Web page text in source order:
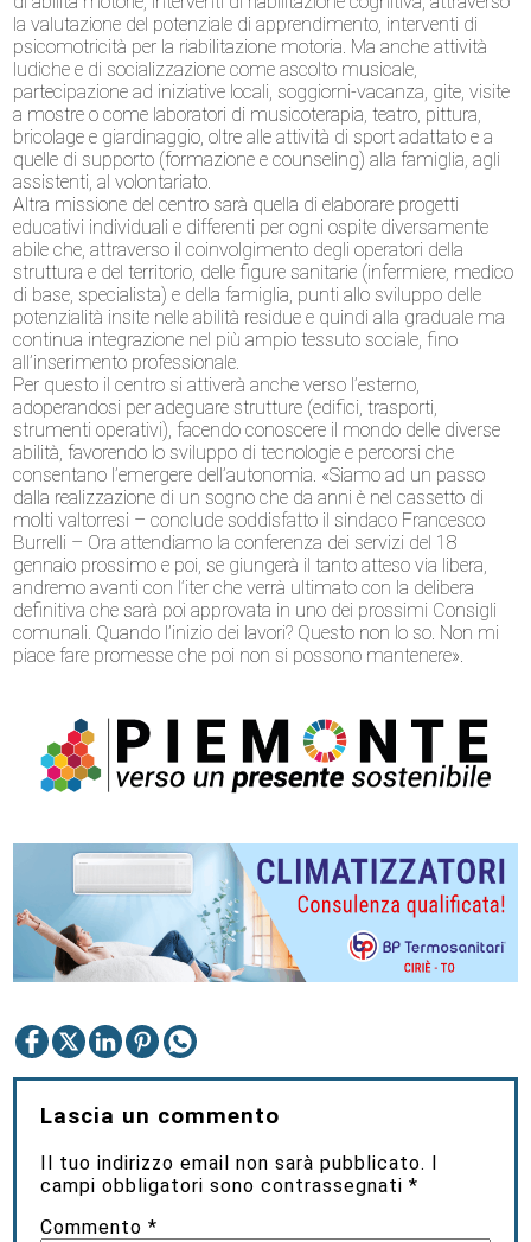
la valutazione del potenziale di apprendimento, interventi di
psicomotricità per la riabilitazione motoria. Ma anche attività
ludiche e di socializzazione come ascolto musicale,
partecipazione ad iniziative locali, soggiorni-vacanza, gite, visite
a mostre o come laboratori di musicoterapia, teatro, pittura,
bricolage e giardinaggio, oltre alle attività di sport adattato e a
quelle di supporto (formazione e counseling) alla famiglia, agli
assistenti, al volontariato.
Altra missione del centro sarà quella di elaborare progetti
educativi individuali e differenti per ogni ospite diversamente
abile che, attraverso il coinvolgimento degli operatori della
struttura e del territorio, delle figure sanitarie (infermiere, medico
di base, specialista) e della famiglia, punti allo sviluppo delle
potenzialità insite nelle abilità residue e quindi alla graduale ma
continua integrazione nel più ampio tessuto sociale, fino
all’inserimento professionale.
Per questo il centro si attiverà anche verso l’esterno,
adoperandosi per adeguare strutture (edifici, trasporti,
strumenti operativi), facendo conoscere il mondo delle diverse
abilità, favorendo lo sviluppo di tecnologie e percorsi che
consentano l’emergere dell’autonomia. «Siamo ad un passo
dalla realizzazione di un sogno che da anni è nel cassetto di
molti valtorresi – conclude soddisfatto il sindaco Francesco
Burrelli – Ora attendiamo la conferenza dei servizi del 18
gennaio prossimo e poi, se giungerà il tanto atteso via libera,
andremo avanti con l’iter che verrà ultimato con la delibera
definitiva che sarà poi approvata in uno dei prossimi Consigli
comunali. Quando l’inizio dei lavori? Questo non lo so. Non mi
piace fare promesse che poi non si possono mantenere».
Lascia un commento
Il tuo indirizzo email non sarà pubblicato. I
campi obbligatori sono contrassegnati*
Commento*